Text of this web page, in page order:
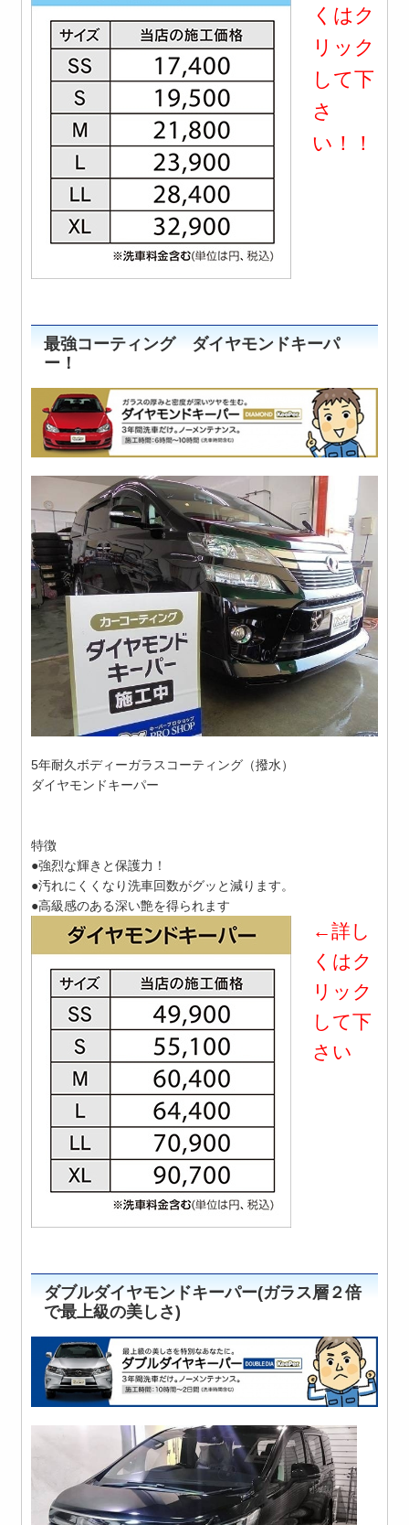
くはク
リック
して下
さ
い！！
最強コーティング ダイヤモンドキーパ
ー！
5年耐久ボディーガラスコーティング（撥水）
ダイヤモンドキーパー
特徴
●強烈な輝きと保護力！
●汚れにくくなり洗車回数がグッと減ります。
●高級感のある深い艶を得られます
←詳し
くはク
リック
して下
さい
ダブルダイヤモンドキーパー(ガラス層２倍
で最上級の美しさ)